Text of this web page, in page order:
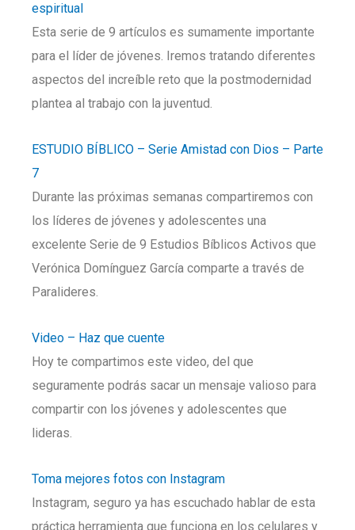
espiritual
Esta serie de 9 artículos es sumamente importante
para el líder de jóvenes. Iremos tratando diferentes
aspectos del increíble reto que la postmodernidad
plantea al trabajo con la juventud.
ESTUDIO BÍBLICO – Serie Amistad con Dios – Parte
7
Durante las próximas semanas compartiremos con
los líderes de jóvenes y adolescentes una
excelente Serie de 9 Estudios Bíblicos Activos que
Verónica Domínguez García comparte a través de
Paralideres.
Video – Haz que cuente
Hoy te compartimos este video, del que
seguramente podrás sacar un mensaje valioso para
compartir con los jóvenes y adolescentes que
lideras.
Toma mejores fotos con Instagram
Instagram, seguro ya has escuchado hablar de esta
práctica herramienta que funciona en los celulares y